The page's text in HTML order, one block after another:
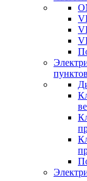
пунктов